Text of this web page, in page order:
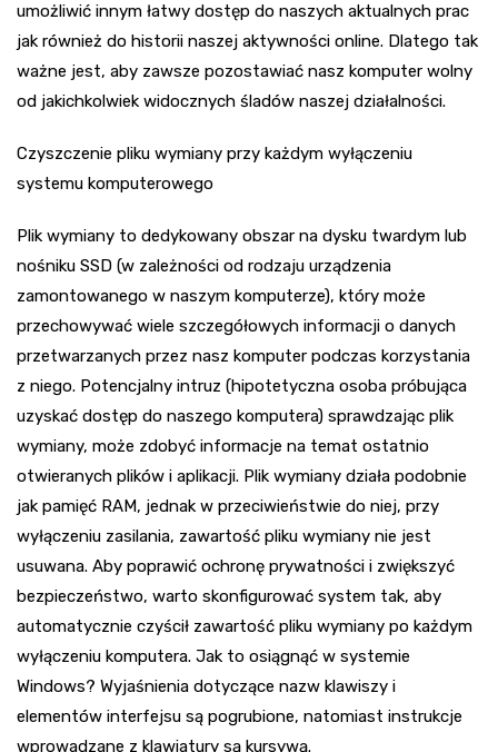
umożliwić innym łatwy dostęp do naszych aktualnych prac
jak również do historii naszej aktywności online. Dlatego tak
ważne jest, aby zawsze pozostawiać nasz komputer wolny
od jakichkolwiek widocznych śladów naszej działalności.
Czyszczenie pliku wymiany przy każdym wyłączeniu
systemu komputerowego
Plik wymiany to dedykowany obszar na dysku twardym lub
nośniku SSD (w zależności od rodzaju urządzenia
zamontowanego w naszym komputerze), który może
przechowywać wiele szczegółowych informacji o danych
przetwarzanych przez nasz komputer podczas korzystania
z niego. Potencjalny intruz (hipotetyczna osoba próbująca
uzyskać dostęp do naszego komputera) sprawdzając plik
wymiany, może zdobyć informacje na temat ostatnio
otwieranych plików i aplikacji. Plik wymiany działa podobnie
jak pamięć RAM, jednak w przeciwieństwie do niej, przy
wyłączeniu zasilania, zawartość pliku wymiany nie jest
usuwana. Aby poprawić ochronę prywatności i zwiększyć
bezpieczeństwo, warto skonfigurować system tak, aby
automatycznie czyścił zawartość pliku wymiany po każdym
wyłączeniu komputera. Jak to osiągnąć w systemie
Windows? Wyjaśnienia dotyczące nazw klawiszy i
elementów interfejsu są pogrubione, natomiast instrukcje
wprowadzane z klawiatury są kursywą.